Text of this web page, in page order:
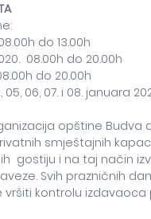
do 13.00h
08.00h do 20.00h
do 20.00h
05, 06, 07. i 08. januara
opštine Budva
smještajnih
gostiju i na taj način
Svih prazničnih
vršiti kontrolu